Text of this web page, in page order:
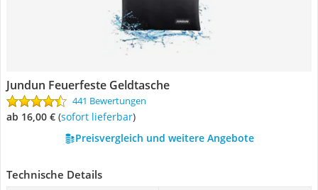
Jundun Feuerfeste Geldtasche
441 Bewertungen
ab 16,00 € ( Sofort lieferbar)
Preisvergleich und weitere Angebote
Technische Details